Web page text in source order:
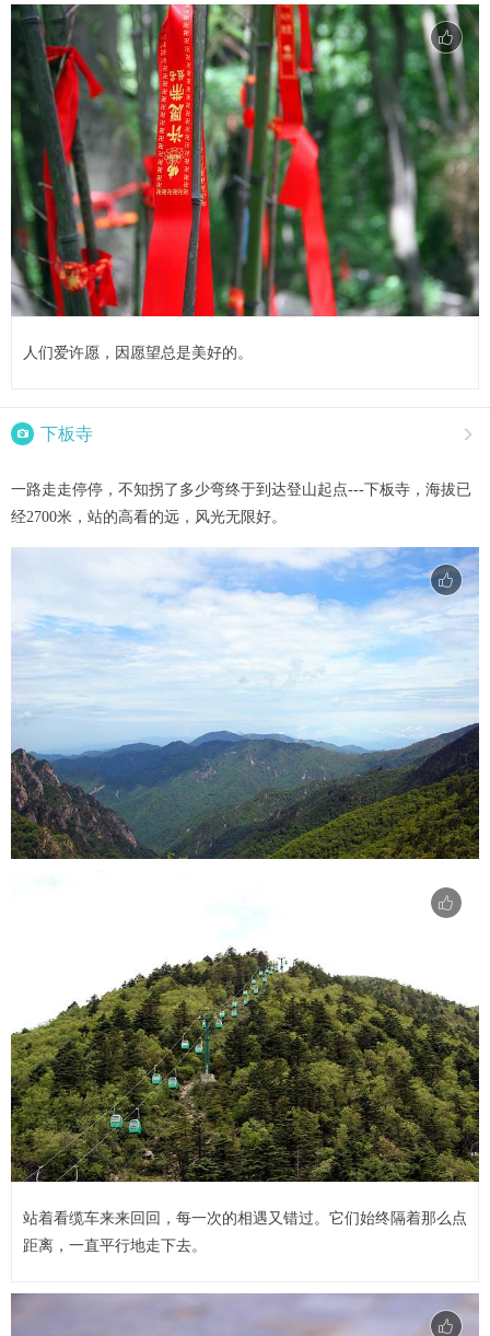
人们爱许愿，因愿望总是美好的。
 下板寺 
一路走走停停，不知拐了多少弯终于到达登山起点---下板寺，海拔已
经2700米，站的高看的远，风光无限好。
站着看缆车来来回回，每一次的相遇又错过。它们始终隔着那么点
距离，一直平行地走下去。